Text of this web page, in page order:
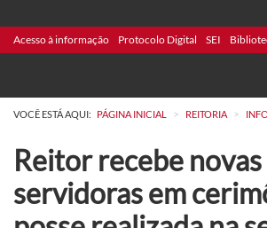
Acesso à informação Protocolo Digital SEI
VOCÊ ESTÁ AQUI: PÁGINA INICIAL > REITORIA >
Reitor recebe novas
servidoras em